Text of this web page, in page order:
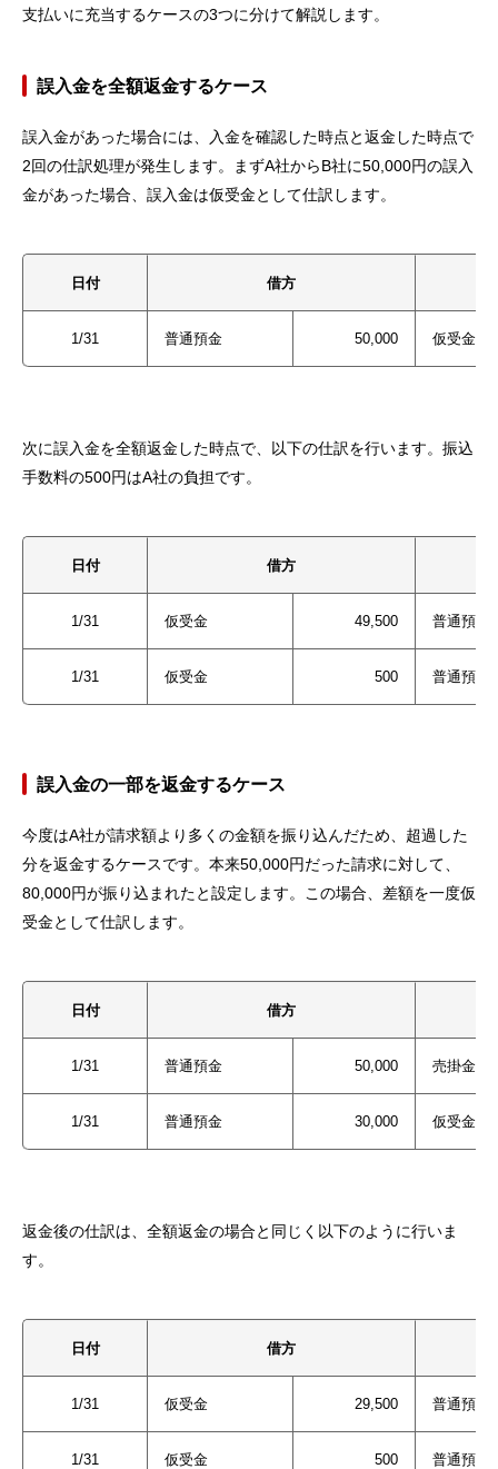
支払いに充当するケースの3つに分けて解説します。
誤入金を全額返金するケース
誤入金があった場合には、入金を確認した時点と返金した時点で
2回の仕訳処理が発生します。まずA社からB社に50,000円の誤入
金があった場合、誤入金は仮受金として仕訳します。
日付 借方
1/31 普通預金 50,000 仮受金
次に誤入金を全額返金した時点で、以下の仕訳を行います。振込
手数料の500円はA社の負担です。
日付 借方
1/31 仮受金 49,500 普通預金
1/31 仮受金 500 普通預金
誤入金の一部を返金するケース
今度はA社が請求額より多くの金額を振り込んだため、超過した
分を返金するケースです。本来50,000円だった請求に対して、
80,000円が振り込まれたと設定します。この場合、差額を一度仮
受金として仕訳します。
日付 借方
1/31 普通預金 50,000 売掛金
1/31 普通預金 30,000 仮受金
返金後の仕訳は、全額返金の場合と同じく以下のように行いま
す。
日付 借方
1/31 仮受金 29,500 普通預金
1/31 仮受金 500 普通預金